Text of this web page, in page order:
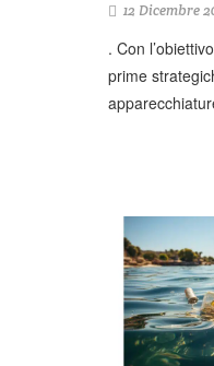
12 Dicembre
. Con
prime